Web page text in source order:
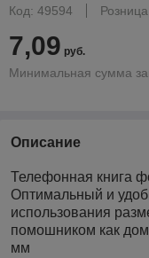
Код: 49594
Розница
7,09 руб.
Минимальная сумма
Описание
Телефонная книга
Оптимальный и
использования
помошником как
мм